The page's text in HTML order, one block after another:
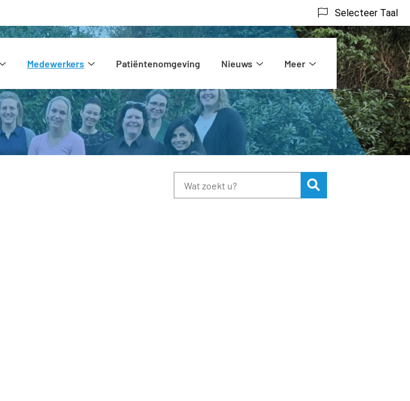
Selecteer Taal
Medewerkers
Patiëntenomgeving
Nieuws
Meer
submenu